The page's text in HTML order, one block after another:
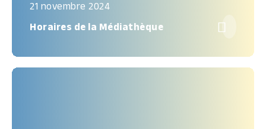
21 novembre 2024
Horaires de la Médiathèque
